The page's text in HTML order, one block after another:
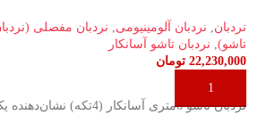
نردبان نردبان آلومینیومی
نردبان مفصلی
تاشو) نردبان تاشو آسانکار
22,230,000 تومان
افزودن به سبد خرید
نردبان تاشو 6متری آسانکار (4تکه)